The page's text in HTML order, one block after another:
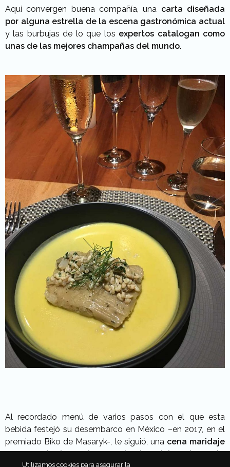
Aquí convergen buena compañía, una carta diseñada
por alguna estrella de la escena gastronómica actual
y las burbujas de lo que los expertos catalogan como
unas de las mejores champañas del mundo.
Al recordado menú de varios pasos con el que esta
bebida festejó su desembarco en México –en 2017, en el
premiado Biko de Masaryk-, le siguió, una cena maridaje
en uno de los salones privados del restaurante
Utilizamos cookies para asegurar la